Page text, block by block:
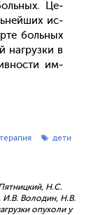
Це­
ис­
боль­ных
наг­рузки в
им­
дети
Н.С.
И.В. Володин, Н.В.
опухоли у